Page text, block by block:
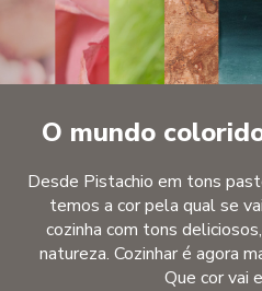
O mundo
Desde Pistachio em tons
temos a cor pela qual se
cozinha com tons
natureza. Cozinhar é agora
Que cor vai